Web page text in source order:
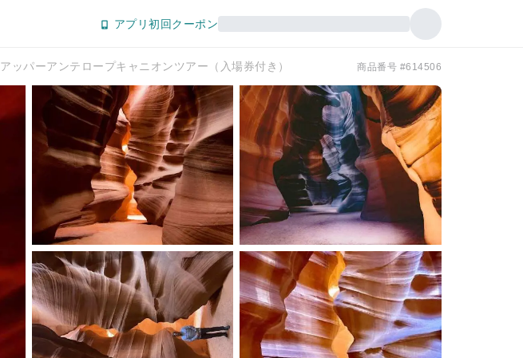
アプリ初回クーポン
アッパーアンテロープキャニオンツアー（入場券付き） 商品番号 #614506